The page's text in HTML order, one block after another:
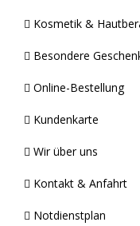
Kosmetik &
Besondere
Online-Bestellung
Kundenkarte
Wir über uns
Kontakt & Anfahrt
Notdienstplan